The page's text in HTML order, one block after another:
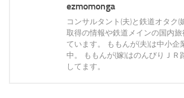
ezmomonga
コンサルタント(夫)と鉄道オタク(
取得の情報や鉄道メインの国内
ています。 ももんが(夫)は中小企
中。 ももんが(嫁)はのんびりＪＲ
してます。